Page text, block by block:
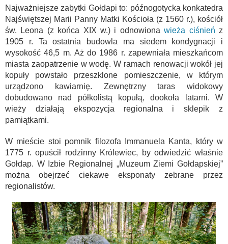
Najważniejsze zabytki Gołdapi to: późnogotycka konkatedra
Najświętszej Marii Panny Matki Kościoła (z 1560 r.), kościół
św. Leona (z końca XIX w.) i odnowionawieża ciśnień z
1905 r. Ta ostatnia budowla ma siedem kondygnacji i
wysokość 46,5 m. Aż do 1986 r. zapewniała mieszkańcom
miasta zaopatrzenie w wodę. W ramach renowacji wokół jej
kopuły powstało przeszklone pomieszczenie, w którym
urządzono kawiarnię. Zewnętrzny taras widokowy
dobudowano nad półkolistą kopułą, dookoła latarni. W
wieży działają ekspozycja regionalna i sklepik z
pamiątkami.
W mieście stoi pomnik filozofa Immanuela Kanta, który w
1775 r. opuścił rodzinny Królewiec, by odwiedzić właśnie
Gołdap. W Izbie Regionalnej „Muzeum Ziemi Gołdapskiej”
można obejrzeć ciekawe eksponaty zebrane przez
regionalistów.